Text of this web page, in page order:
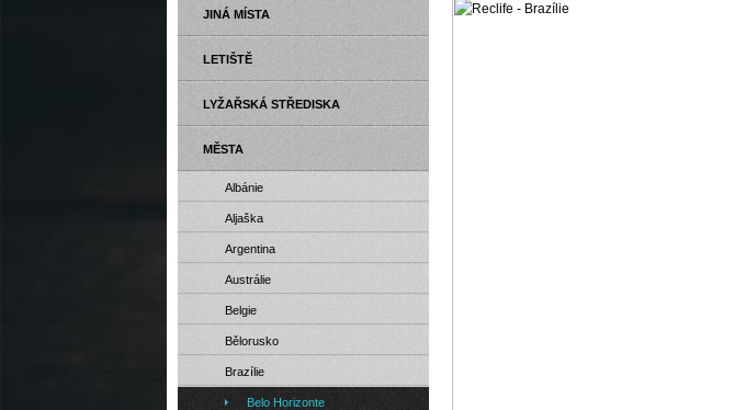
JINÁ MÍSTA
LETIŠTĚ
LYŽAŘSKÁ STŘEDISKA
MĚSTA
Albánie
Aljaška
Argentina
Austrálie
Belgie
Bělorusko
Brazílie
Belo Horizonte